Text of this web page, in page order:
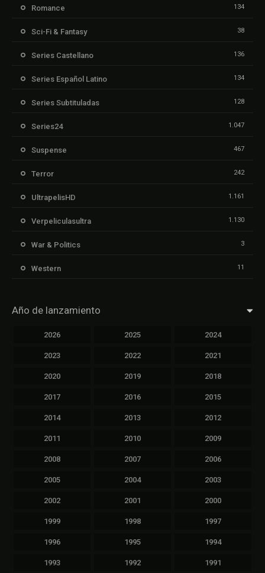
Romance 134
Sci-Fi & Fantasy 38
Series Castellano 136
Series Español Latino 134
Series Subtituladas 128
Series24 1.047
Suspense 467
Terror 242
UltrapelisHD 1.161
Verpeliculasultra 1.130
War & Politics 3
Western 11
Año de lanzamiento
2026 2025 2024
2023 2022 2021
2020 2019 2018
2017 2016 2015
2014 2013 2012
2011 2010 2009
2008 2007 2006
2005 2004 2003
2002 2001 2000
1999 1998 1997
1996 1995 1994
1993 1992 1991